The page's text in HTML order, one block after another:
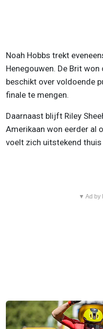
Noah Hobbs trekt
Henegouwen. De Brit
beschikt over voldoende
finale te mengen.
Daarnaast blijft Riley
Amerikaan won eerder al
voelt zich uitstekend
▼ Ad by